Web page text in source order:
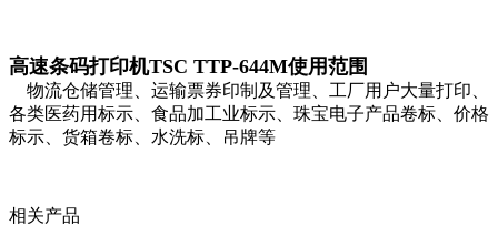
高速条码打印机TSC TTP-644M使用范围
物流仓储管理、运输票券印制及管理、工厂用户大量打印、
各类医药用标示、食品加工业标示、珠宝电子产品卷标、价格
标示、货箱卷标、水洗标、吊牌等
相关产品